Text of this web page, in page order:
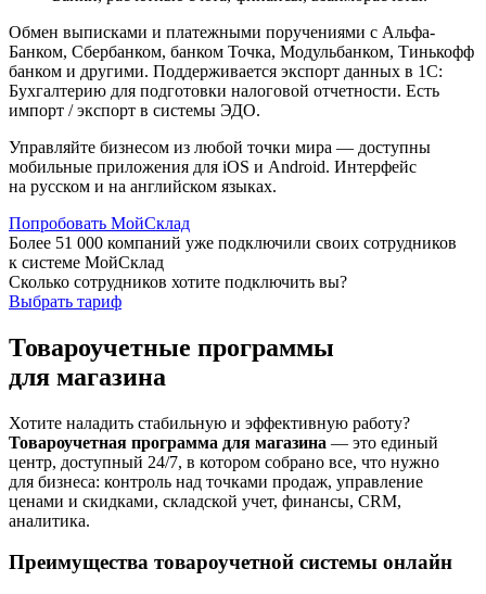
Обмен выписками и платежными поручениями с Альфа-
Банком, Сбербанком, банком Точка, Модульбанком, Тинькофф
банком и другими. Поддерживается экспорт данных в 1С:
Бухгалтерию для подготовки налоговой отчетности. Есть
импорт / экспорт в системы ЭДО.
Управляйте бизнесом из любой точки мира — доступны
мобильные приложения для iOS и Android. Интерфейс
на русском и на английском языках.
Попробовать МойСклад
Более 51 000 компаний уже подключили своих сотрудников
к системе МойСклад
Сколько сотрудников хотите подключить вы?
Выбрать тариф
Товароучетные программы
для магазина
Хотите наладить стабильную и эффективную работу?
Товароучетная программа для магазина — это единый
центр, доступный 24/7, в котором собрано все, что нужно
для бизнеса: контроль над точками продаж, управление
ценами и скидками, складской учет, финансы, CRM,
аналитика.
Преимущества товароучетной системы онлайн